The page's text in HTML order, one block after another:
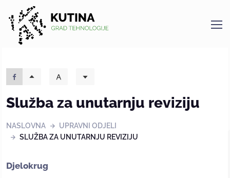
Kutina
Služba za unutarnju reviziju
NASLOVNA
UPRAVNI ODJELI
SLUŽBA ZA UNUTARNJU REVIZIJU
Djelokrug